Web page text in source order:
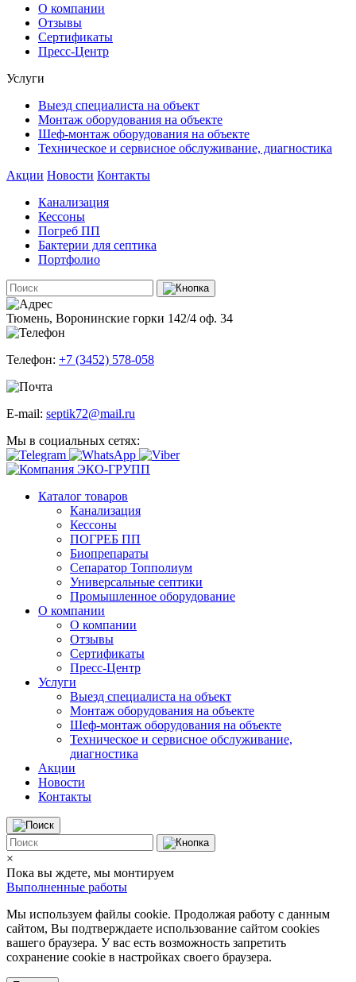
О компании
Отзывы
Сертификаты
Пресс-Центр
Услуги
Выезд специалиста на объект
Монтаж оборудования на объекте
Шеф-монтаж оборудования на объекте
Техническое и сервисное обслуживание, диагностика
Акции Новости Контакты
Канализация
Кессоны
Погреб ПП
Бактерии для септика
Портфолио
Тюмень, Воронинские горки 142/4 оф. 34
Телефон: +7 (3452) 578-058
E-mail: septik72@mail.ru
Мы в социальных сетях:
Каталог товаров
Канализация
Кессоны
ПОГРЕБ ПП
Биопрепараты
Сепаратор Топполиум
Универсальные септики
Промышленное оборудование
О компании
О компании
Отзывы
Сертификаты
Пресс-Центр
Услуги
Выезд специалиста на объект
Монтаж оборудования на объекте
Шеф-монтаж оборудования на объекте
Техническое и сервисное обслуживание,
диагностика
Акции
Новости
Контакты
×
Пока вы ждете, мы монтируем
Выполненные работы
Мы используем файлы cookie. Продолжая работу с данным
сайтом, Вы подтверждаете использование сайтом cookies
вашего браузера. У вас есть возможность запретить
сохранение cookie в настройках своего браузера.